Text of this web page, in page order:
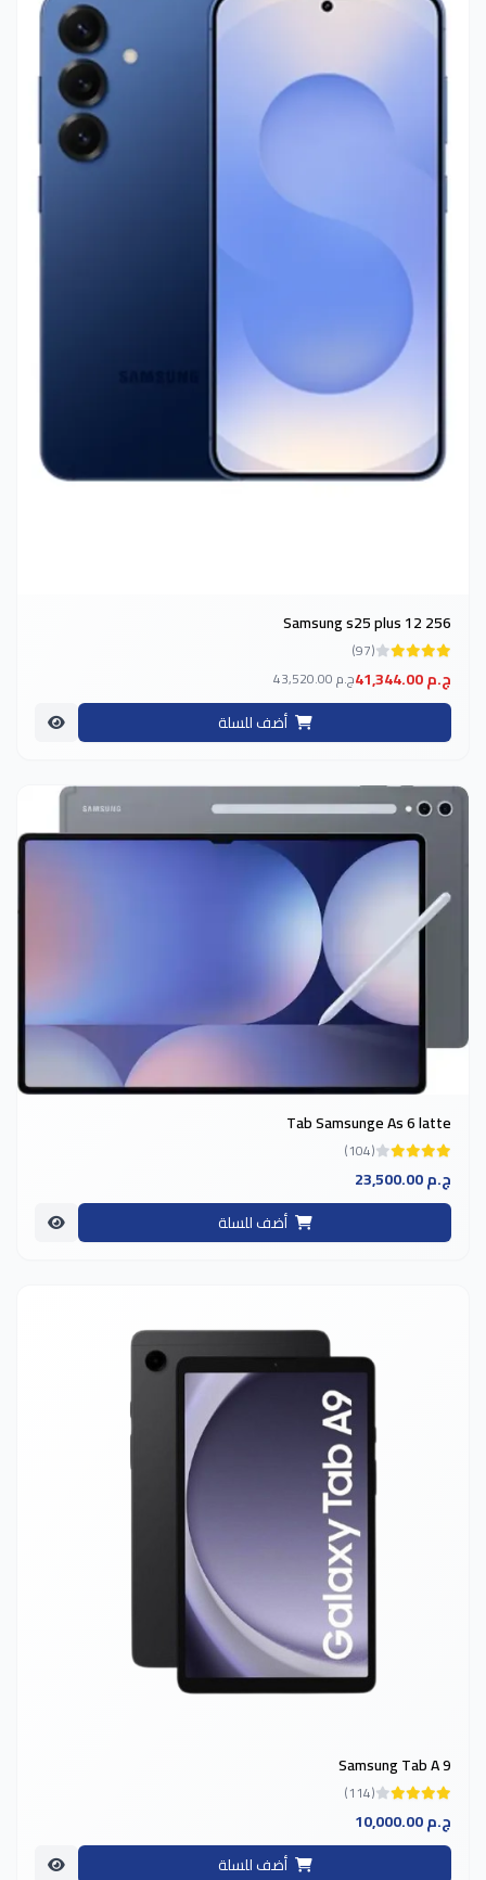
Samsung s25 plus 12 256
(97)
41,344.00 ج.م 43,520.00 ج.م
أضف للسلة
Tab Samsunge As 6 latte
(104)
23,500.00 ج.م
أضف للسلة
Samsung Tab A 9
(114)
10,000.00 ج.م
أضف للسلة